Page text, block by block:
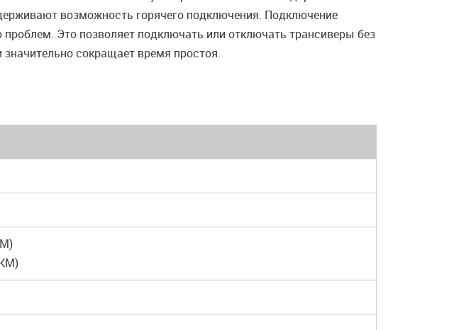
возможность горячего подключения. Подключение
Это позволяет подключать или отключать трансиверы без
сокращает время простоя.